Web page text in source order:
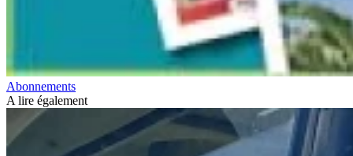
Abonnements
A lire également